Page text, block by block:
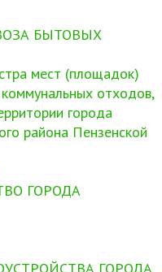
БЫТОВЫХ
мест (площадок)
отходов,
города
района Пензенской
ГОРОДА